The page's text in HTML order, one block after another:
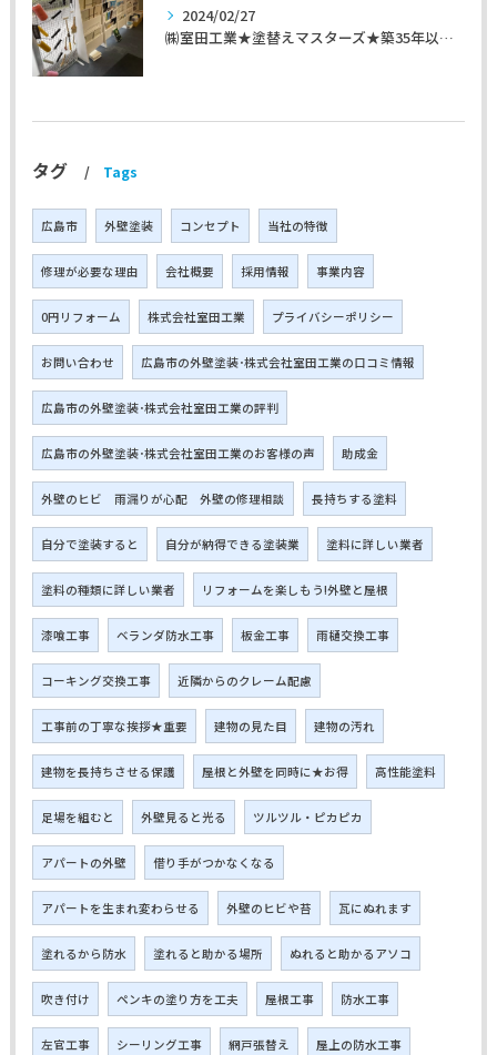
2024/02/27
㈱室田工業★塗替えマスターズ★築35年以上のお宅の施工事例
タグ Tags
広島市 外壁塗装 コンセプト 当社の特徴
修理が必要な理由 会社概要 採用情報 事業内容
0円リフォーム 株式会社室田工業 プライバシーポリシー
お問い合わせ 広島市の外壁塗装･株式会社室田工業の口コミ情報
広島市の外壁塗装･株式会社室田工業の評判
広島市の外壁塗装･株式会社室田工業のお客様の声 助成金
外壁のヒビ 雨漏りが心配 外壁の修理相談 長持ちする塗料
自分で塗装すると 自分が納得できる塗装業 塗料に詳しい業者
塗料の種類に詳しい業者 リフォームを楽しもう!外壁と屋根
漆喰工事 ベランダ防水工事 板金工事 雨樋交換工事
コーキング交換工事 近隣からのクレーム配慮
工事前の丁寧な挨拶★重要 建物の見た目 建物の汚れ
建物を長持ちさせる保護 屋根と外壁を同時に★お得 高性能塗料
足場を組むと 外壁見ると光る ツルツル・ピカピカ
アパートの外壁 借り手がつかなくなる
アパートを生まれ変わらせる 外壁のヒビや苔 瓦にぬれます
塗れるから防水 塗れると助かる場所 ぬれると助かるアソコ
吹き付け ペンキの塗り方を工夫 屋根工事 防水工事
左官工事 シーリング工事 網戸張替え 屋上の防水工事